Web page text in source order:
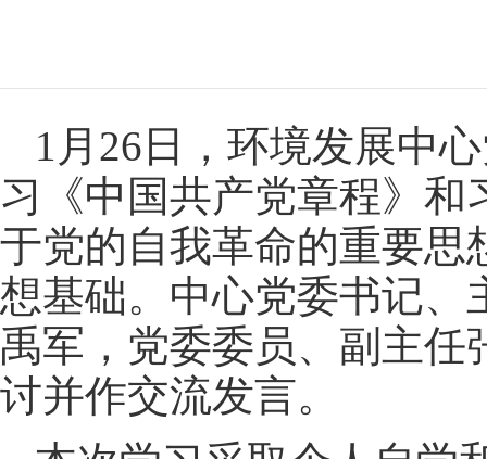
1月26日，环境发展中
习《中国共产党章程》
于党的自我革命的重要思
想基础。中心党委书记、
禹军，党委委员、副主
讨并作交流发言。